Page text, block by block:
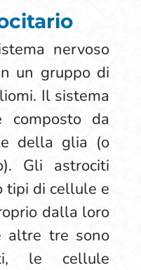
nervoso
un gruppo di
Il sistema
composto da
della glia (o
Gli astrociti
tipi di cellule e
dalla loro
altre tre sono
le cellule